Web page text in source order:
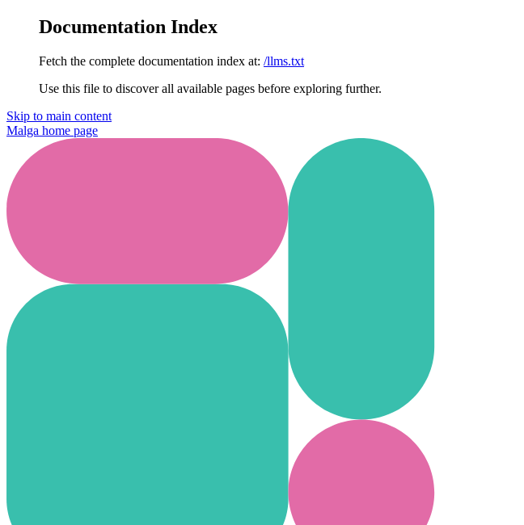
Documentation Index
Fetch the complete documentation index at: /llms.txt
Use this file to discover all available pages before exploring further.
Skip to main content
Malga home page